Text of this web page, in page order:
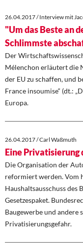
26.04.2017 / Interview mit
"Um das Beste an
Schlimmste
Der
Mélenchon erläutert die
der EU zu schaffen, und
France insoumise“ (dt.:
Europa.
26.04.2017 / Carl Waßmuth
Eine
Die Organisation der
reformiert werden. Vom
Haushaltsausschuss des
Gesetzespaket.
Baugewerbe und andere
Privatisierungsgefahr.